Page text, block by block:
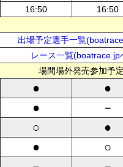
16:50 16:50
出場予定選手一覧
レース一覧(boatrace.jp
場間場外発売参加予定
● ●
● －
○ ●
● ○